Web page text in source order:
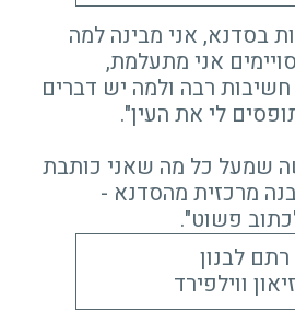
בסדנא, אני מבינה למה
אני מתעלמת,
רבה ולמה יש דברים
לי את העין".
שמעל כל מה שאני כותבת
מרכזית מהסדנא -
פשוט".
רתם לבנון
ווילפירד